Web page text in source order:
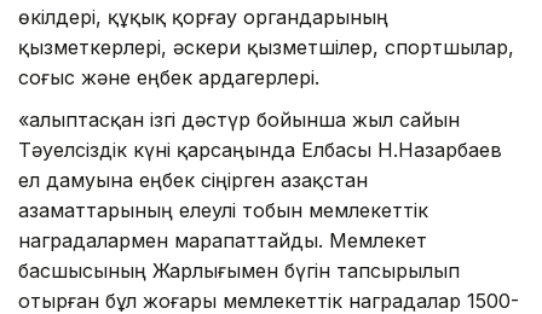
өкілдері, құқық қорғау органдарының
қызметкерлері, әскери қызметшілер, спортшылар,
соғыс және еңбек ардагерлері.
«Қалыптасқан ізгі дәстүр бойынша жыл сайын
Тәуелсіздік күні қарсаңында Елбасы Н.Назарбаев
ел дамуына еңбек сіңірген Қазақстан
азаматтарының елеулі тобын мемлекеттік
наградалармен марапаттайды. Мемлекет
басшысының Жарлығымен бүгін тапсырылып
отырған бұл жоғары мемлекеттік наградалар 1500-